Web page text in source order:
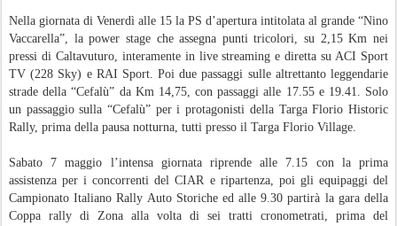
Nella giornata di Venerdì alle 15 la PS d’apertura intitolata al grande “Nino
Vaccarella”, la power stage che assegna punti tricolori, su 2,15 Km nei
pressi di Caltavuturo, interamente in live streaming e diretta su ACI Sport
TV (228 Sky) e RAI Sport. Poi due passaggi sulle altrettanto leggendarie
strade della “Cefalù” da Km 14,75, con passaggi alle 17.55 e 19.41. Solo
un passaggio sulla “Cefalù” per i protagonisti della Targa Florio Historic
Rally, prima della pausa notturna, tutti presso il Targa Florio Village.
Sabato 7 maggio l’intensa giornata riprende alle 7.15 con la prima
assistenza per i concorrenti del CIAR e ripartenza, poi gli equipaggi del
Campionato Italiano Rally Auto Storiche ed alle 9.30 partirà la gara della
Coppa rally di Zona alla volta di sei tratti cronometrati, prima del